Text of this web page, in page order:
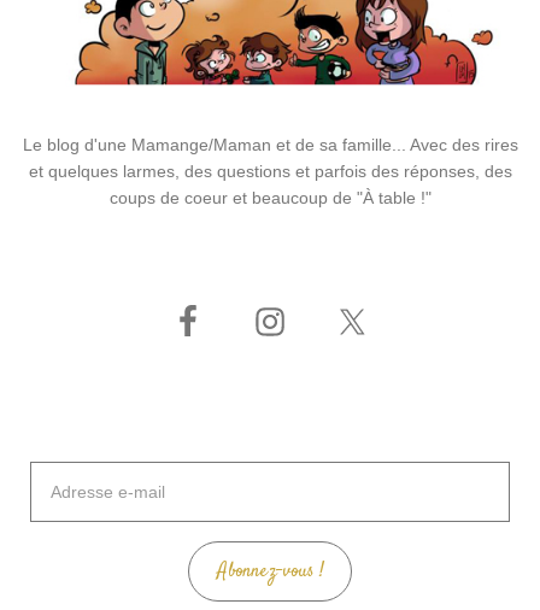
Le blog d'une Mamange/Maman et de sa famille... Avec des rires
et quelques larmes, des questions et parfois des réponses, des
coups de coeur et beaucoup de "À table !"
mail
Abonnez-vous !